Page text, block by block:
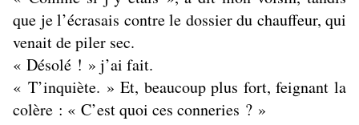
que je l’écrasais contre le dossier du chauffeur, qui
venait de piler sec.
« Désolé ! » j’ai fait.
« T’inquiète. » Et, beaucoup plus fort, feignant la
colère : « C’est quoi ces conneries ? »